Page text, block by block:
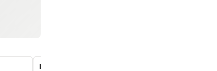
Nyligt renoverede badeværelser